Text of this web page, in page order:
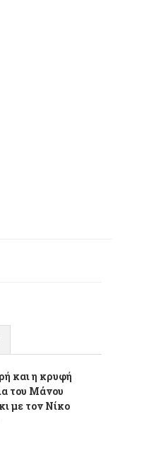
και η κρυφή
του Μάνου
με τον Νίκο